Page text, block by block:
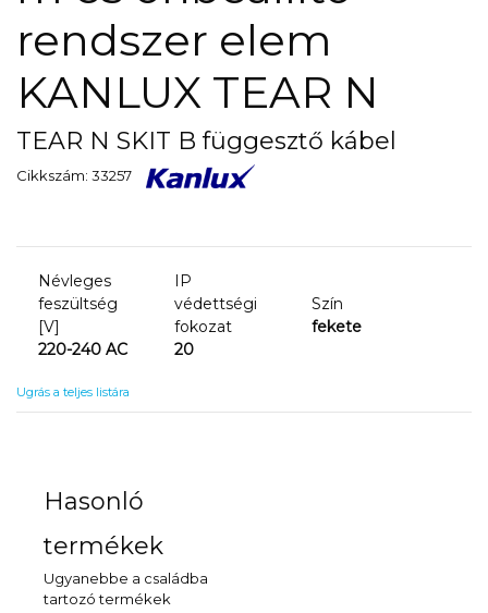
rendszer elem
KANLUX TEAR N
TEAR N SKIT B függesztő kábel
Cikkszám: 33257
Névleges
feszültség
[V]
220-240 AC
IP
védettségi
fokozat
20
Szín
fekete
Ugrás a teljes listára
Hasonló
termékek
Ugyanebbe a családba
tartozó termékek